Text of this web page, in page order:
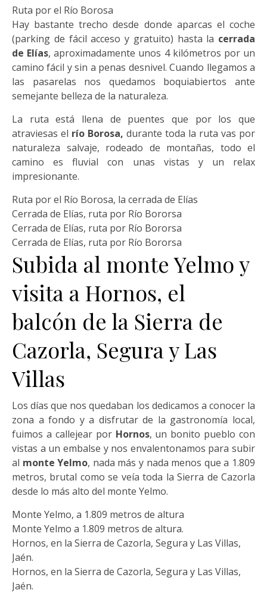
Ruta por el Río Borosa
Hay bastante trecho desde donde aparcas el coche
(parking de fácil acceso y gratuito) hasta la cerrada
de Elías, aproximadamente unos 4 kilómetros por un
camino fácil y sin a penas desnivel. Cuando llegamos a
las pasarelas nos quedamos boquiabiertos ante
semejante belleza de la naturaleza.
La ruta está llena de puentes que por los que
atraviesas el río Borosa, durante toda la ruta vas por
naturaleza salvaje, rodeado de montañas, todo el
camino es fluvial con unas vistas y un relax
impresionante.
Ruta por el Río Borosa, la cerrada de Elías
Cerrada de Elías, ruta por Río Bororsa
Cerrada de Elías, ruta por Río Bororsa
Cerrada de Elías, ruta por Río Bororsa
Subida al monte Yelmo y
visita a Hornos, el
balcón de la Sierra de
Cazorla, Segura y Las
Villas
Los días que nos quedaban los dedicamos a conocer la
zona a fondo y a disfrutar de la gastronomía local,
fuimos a callejear por Hornos, un bonito pueblo con
vistas a un embalse y nos envalentonamos para subir
al monte Yelmo, nada más y nada menos que a 1.809
metros, brutal como se veía toda la Sierra de Cazorla
desde lo más alto del monte Yelmo.
Monte Yelmo, a 1.809 metros de altura
Monte Yelmo a 1.809 metros de altura.
Hornos, en la Sierra de Cazorla, Segura y Las Villas,
Jaén.
Hornos, en la Sierra de Cazorla, Segura y Las Villas,
Jaén.